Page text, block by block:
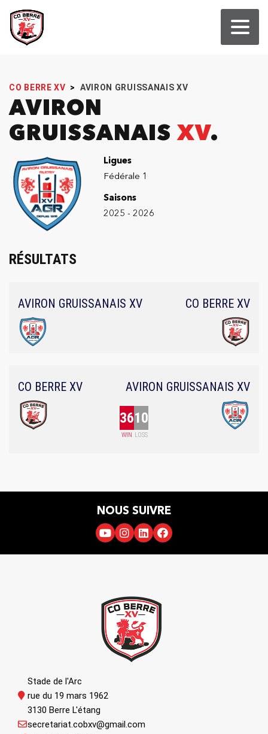
CO BERRE XV > AVIRON GRUISSANAIS XV
AVIRON
GRUISSANAISXV
Ligues
Fédérale 1
Saisons
2025 - 2026
RÉSULTATS
AVIRON GRUISSANAIS XV CO BERRE XV
CO BERRE XV
36
WIN
10
LOSS
AVIRON GRUISSANAIS XV
NOUS SUIVRE
Stade de l'Arc
rue du 19 mars 1962
3130 Berre L'étang
secretariat.cobxv@gmail.com